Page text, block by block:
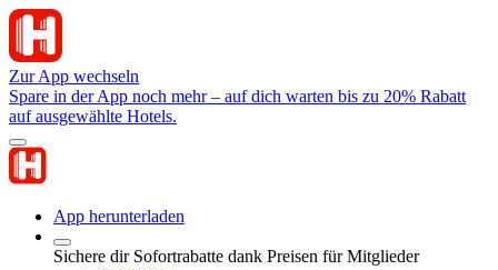
Zur App wechseln
Spare in der App noch mehr – auf dich warten bis zu 20% Rabatt
auf ausgewählte Hotels.
App herunterladen
Sichere dir Sofortrabatte dank Preisen für Mitglieder